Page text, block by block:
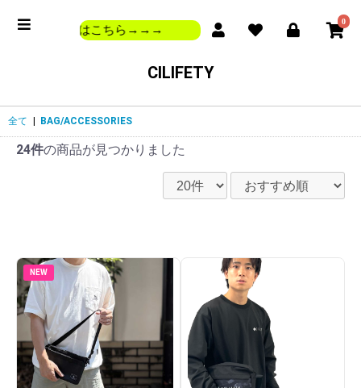
元 会員登録はこちら→→→
0
CILIFETY
全て BAG/ACCESSORIES
24件の商品が見つかりました
NEW